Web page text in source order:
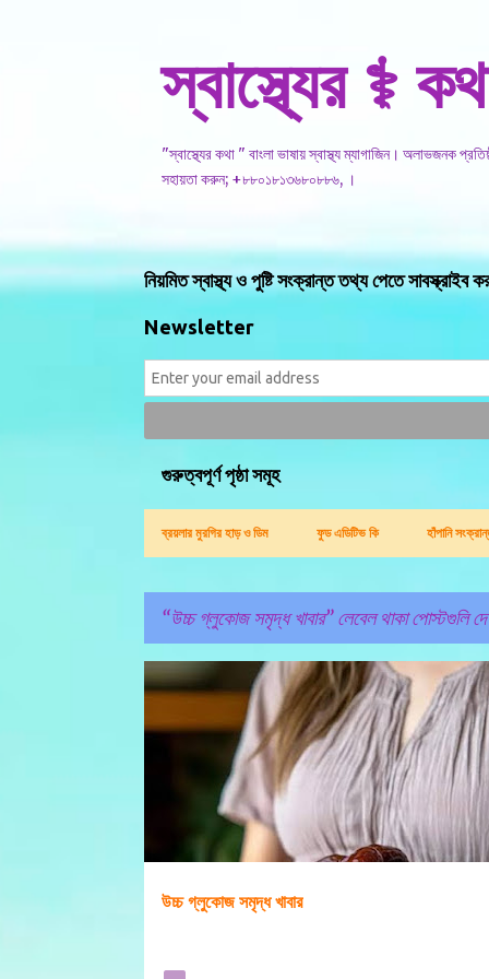
স্বাস্থ্যের ⚕️
"স্বাস্থ্যের কথা " বাংলা ভাষায় স্বাস্থ্য ম্যাগাজিন। অলাভজনক
সহায়তা করুন; +৮৮০১৮১৩৬৮০৮৮৬, ।
নিয়মিত স্বাস্থ্য ও পুষ্টি সংক্রান্ত তথ্য পেতে সাবস্ক্রাইব
Newsletter
গুরুত্বপূর্ণ পৃষ্ঠা সমূহ
ব্রয়লার মুরগির হাড় ও ডিম ফুড এডিটিভ কি হাঁপানি
উচ্চ গ্লুকোজ সমৃদ্ধ খাবার লেবেল থাকা পোস্টগুলি
পো
স্ট
উচ্চ গ্লুকোজ সমৃদ্ধ খাবার
উচ্চ গ্লুকোজ সমৃদ্ধ খাবার